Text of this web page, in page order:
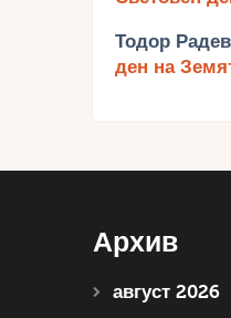
Тодор Радев
ден на
Архив
август 2026